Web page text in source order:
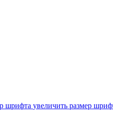
увеличить размер